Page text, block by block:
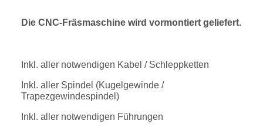
Die CNC-Fräsmaschine wird vormontiert geliefert.
Inkl. aller notwendigen Kabel / Schleppketten
Inkl. aller Spindel (Kugelgewinde /
Trapezgewindespindel)
Inkl. aller notwendigen Führungen